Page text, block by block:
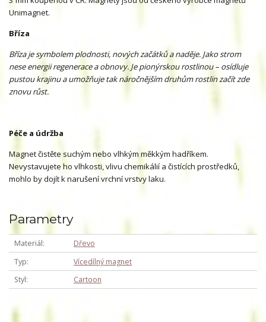
Unimagnet.
Bříza
Bříza je symbolem plodnosti, nových začátků a naděje. Jako strom
nese energii regenerace a obnovy. Je pionýrskou rostlinou – osídluje
pustou krajinu a umožňuje tak náročnějším druhům rostlin začít zde
znovu růst.
Péče a údržba
Magnet čistěte suchým nebo vlhkým měkkým hadříkem.
Nevystavujete ho vlhkosti, vlivu chemikálií a čistících prostředků,
mohlo by dojít k narušení vrchní vrstvy laku.
Parametry
Materiál
Dřevo
Typ
Vícedílný magnet
Styl
Cartoon